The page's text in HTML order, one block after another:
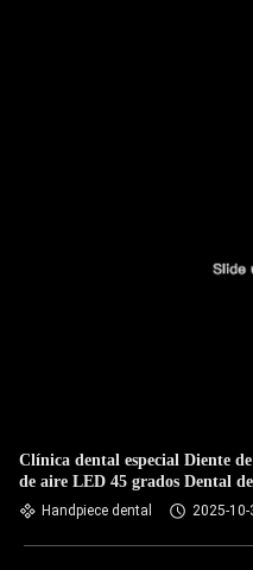
Clínica dental especial Diente
de aire LED 45 grados Dental
Handpiece dental 2025-10-